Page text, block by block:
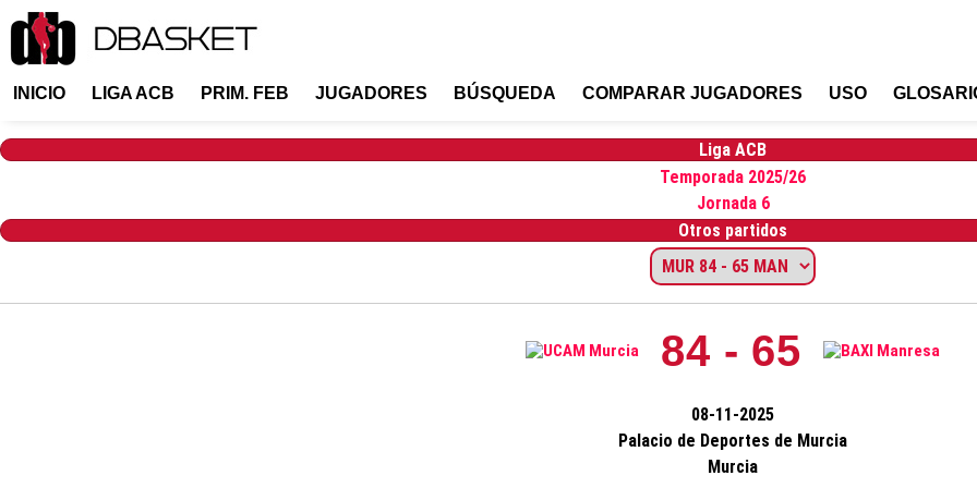
INICIO LIGA ACB PRIM. FEB JUGADORES BÚSQUEDA COMPARAR JUGADORES USO
Liga ACB
Temporada 2025/26
Jornada 6
Otros partidos
84 - 65
08-11-2025
Palacio de Deportes de Murcia
Murcia